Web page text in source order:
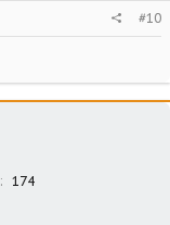
#10
174